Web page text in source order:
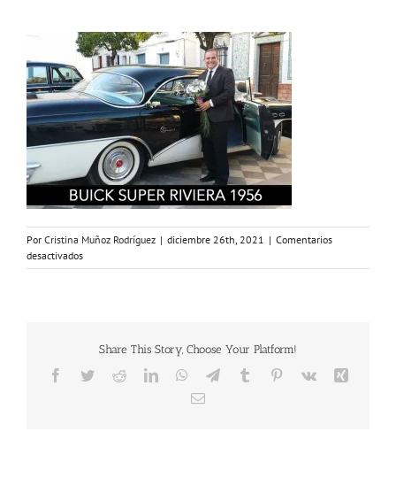
Por Cristina Muñoz Rodríguez | diciembre 26th, 2021 | Comentarios
desactivadosen
novios-
Share This Story, Choose Your Platform!
Facebook
TwitterRedditLinkedInWhatsApp
TelegramTumblr Pinterest
Vk
Correo